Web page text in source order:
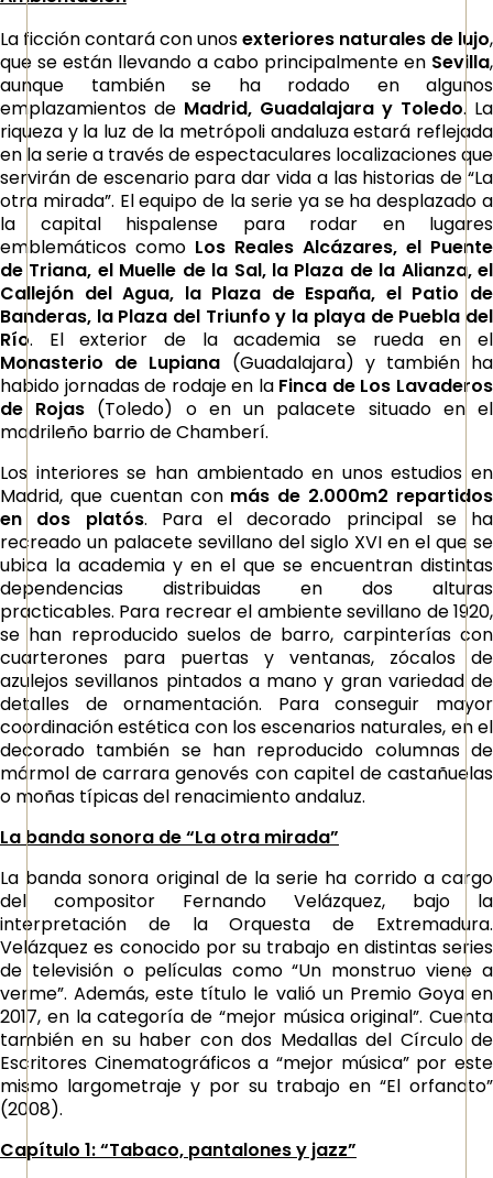
La ficción contará con unosexteriores naturales de lujo,
que se están llevando a cabo principalmente en Sevilla,
aunque también se ha rodado en algunos
emplazamientos de Madrid, Guadalajara y Toledo. La
riqueza y la luz de la metrópoli andaluza estará reflejada
en la serie a través de espectaculares localizaciones que
servirán de escenario para dar vida a las historias de “La
otra mirada”. El equipo de la serie ya se ha desplazado a
la capital hispalense para rodar en lugares
emblemáticos como Los Reales Alcázares, el Puente
de Triana, el Muelle de la Sal, la Plaza de la Alianza, el
Callejón del Agua, la Plaza de España, el Patio de
Banderas, la Plaza del Triunfo y la playa de Puebla del
Río. El exterior de la academia se rueda en el
Monasterio de Lupiana (Guadalajara) y también ha
habido jornadas de rodaje en la Finca de Los Lavaderos
de Rojas (Toledo) o en un palacete situado en el
madrileño barrio de Chamberí.
Los interiores se han ambientado en unos estudios en
Madrid, que cuentan con más de 2.000m2 repartidos
en dos platós. Para el decorado principal se ha
recreado un palacete sevillano del siglo XVI en el que se
ubica la academia y en el que se encuentran distintas
dependencias distribuidas en dos alturas
practicables. Para recrear el ambiente sevillano de 1920,
se han reproducido suelos de barro, carpinterías con
cuarterones para puertas y ventanas, zócalos de
azulejos sevillanos pintados a mano y gran variedad de
detalles de ornamentación. Para conseguir mayor
coordinación estética con los escenarios naturales, en el
decorado también se han reproducido columnas de
mármol de carrara genovés con capitel de castañuelas
o moñas típicas del renacimiento andaluz.
La banda sonora de “La otra mirada”
La banda sonora original de la serie ha corrido a cargo
del compositor Fernando Velázquez, bajo la
interpretación de la Orquesta de Extremadura.
Velázquez es conocido por su trabajo en distintas series
de televisión o películas como “Un monstruo viene a
verme”. Además, este título le valió un Premio Goya en
2017, en la categoría de “mejor música original”. Cuenta
también en su haber con dos Medallas del Círculo de
Escritores Cinematográficos a “mejor música” por este
mismo largometraje y por su trabajo en “El orfanato”
(2008).
Capítulo 1: “Tabaco, pantalones y jazz”